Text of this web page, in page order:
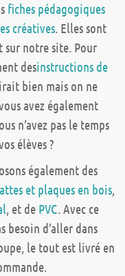
fiches pédagogiques
créatives. Elles sont
notre site. Pour
desinstructions de
bien mais on ne
avez également
n’avez pas le temps
élèves ?
également des
et plaques en bois,
, et de PVC. Avec ce
besoin d’aller dans
le tout est livré en